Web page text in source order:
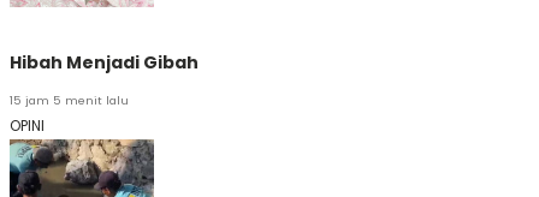
Hibah Menjadi Gibah
15 jam 5 menit lalu
OPINI